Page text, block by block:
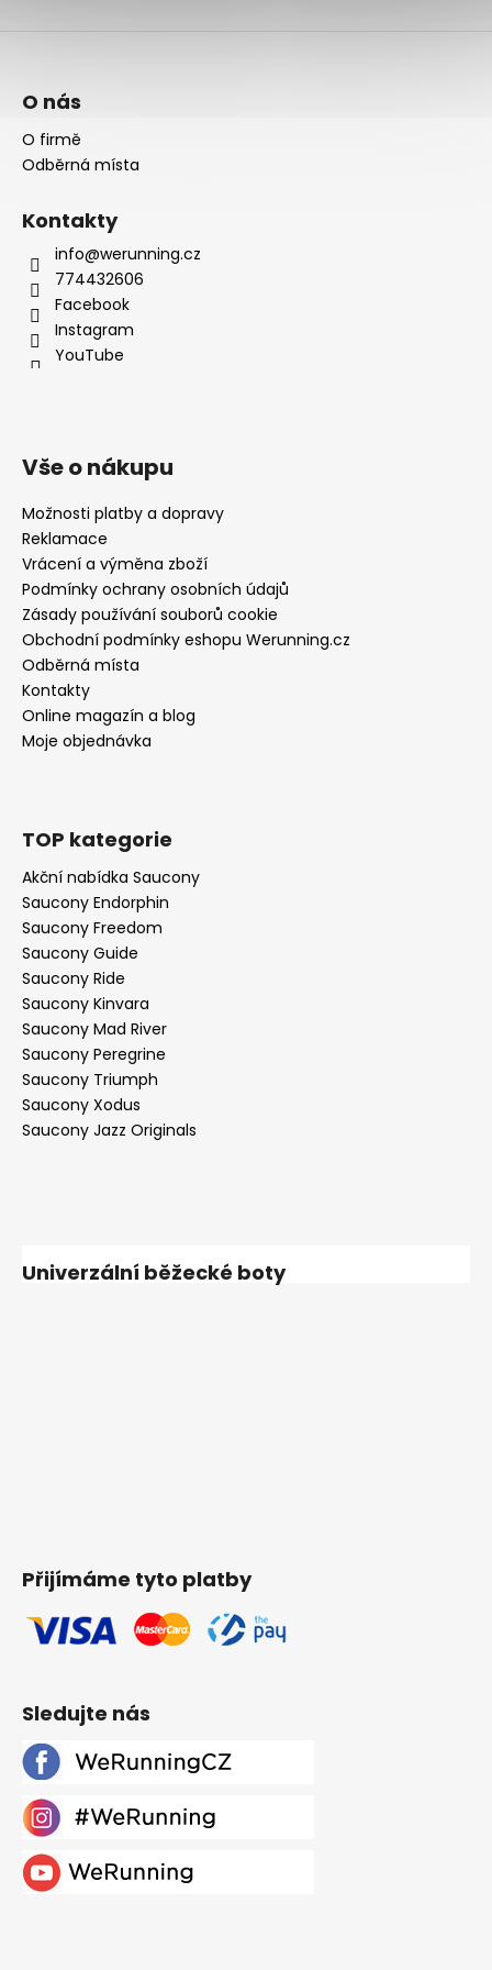
O nás
O firmě
Odběrná místa
Kontakty
info@werunning.cz
774432606
Facebook
Instagram
YouTube
Vše o nákupu
Možnosti platby a dopravy
Reklamace
Vrácení a výměna zboží
Podmínky ochrany osobních údajů
Zásady používání souborů cookie
Obchodní podmínky eshopu Werunning.cz
Odběrná místa
Kontakty
Online magazín a blog
Moje objednávka
TOP kategorie
Akční nabídka Saucony
Saucony Endorphin
Saucony Freedom
Saucony Guide
Saucony Ride
Saucony Kinvara
Saucony Mad River
Saucony Peregrine
Saucony Triumph
Saucony Xodus
Saucony Jazz Originals
Univerzální běžecké boty
Přijímáme tyto platby
Sledujte nás